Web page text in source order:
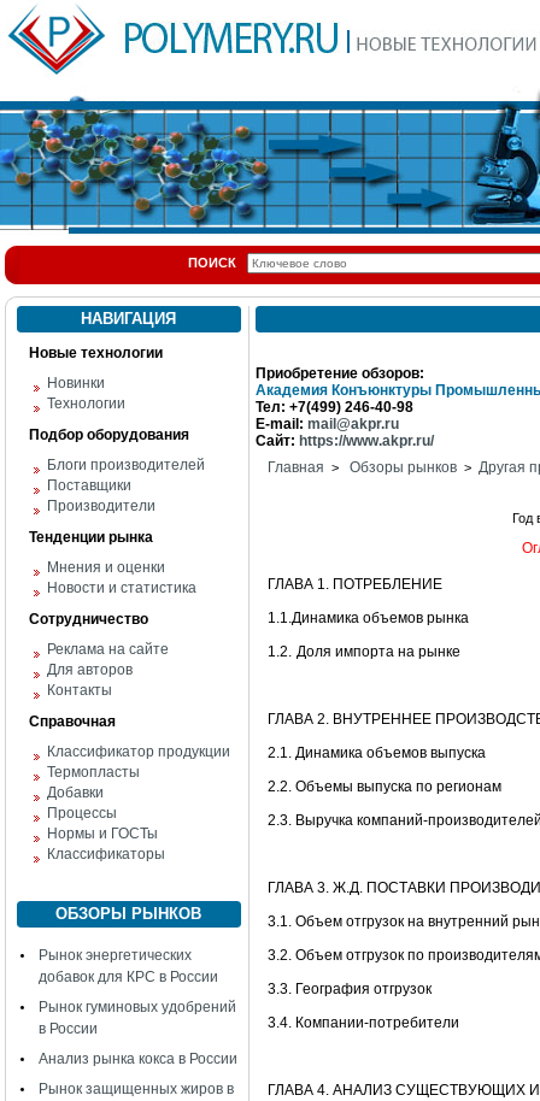
ПОИСК
НАВИГАЦИЯ
Новые технологии
Новинки
Технологии
Подбор оборудования
Блоги производителей
Поставщики
Производители
Тенденции рынка
Мнения и оценки
Новости и статистика
Сотрудничество
Реклама на сайте
Для авторов
Контакты
Справочная
Классификатор продукции
Термопласты
Добавки
Процессы
Нормы и ГОСТы
Классификаторы
ОБЗОРЫ РЫНКОВ
Рынок энергетических
добавок для КРС в России
Рынок гуминовых удобрений
в России
Анализ рынка кокса в России
Рынок защищенных жиров в
Приобретение обзоров:
Академия Конъюнктуры
Тел: +7(499) 246-40-98
E-mail: mail@akpr.ru
Сайт: https://www.akpr.ru/
Главная > Обзоры рынков > Другая
Год
ГЛАВА 1. ПОТРЕБЛЕНИЕ
1.1.Динамика объемов рынка
1.2. Доля импорта на рынке
ГЛАВА 2. ВНУТРЕННЕЕ
2.1. Динамика объемов выпуска
2.2. Объемы выпуска по регионам
2.3. Выручка компаний-
ГЛАВА 3. Ж.Д. ПОСТАВКИ
3.1. Объем отгрузок на внутренний
3.2. Объем отгрузок по
3.3. География отгрузок
3.4. Компании-потребители
ГЛАВА 4. АНАЛИЗ СУЩЕСТВУЮЩИХ